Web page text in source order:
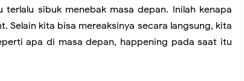
terlalu sibuk menebak masa depan. Inilah kenapa
Selain kita bisa mereaksinya secara langsung, kita
apa di masa depan, happening pada saat itu